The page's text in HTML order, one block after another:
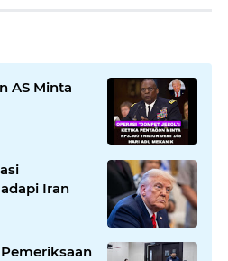
AS Minta
Iran